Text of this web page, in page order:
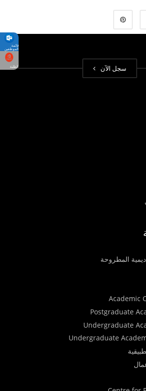
سجل الآن
المطروحة
Academic
Postgraduate
Undergraduate
Undergraduate
قائمة
الموظفين
الطلبة